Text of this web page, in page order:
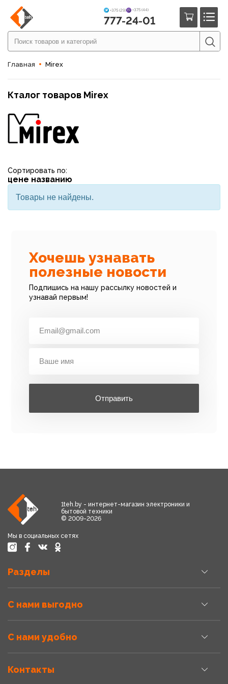
+375 (29) +375 (44)
777-24-01
Главная Mirex
Кталог товаров Mirex
Сортировать по:
цене названию
Товары не найдены.
Хочешь узнавать
полезные новости
Подпишись на нашу рассылку новостей и
узнавай первым!
Отправить
1teh.by - интернет-магазин электроники и
бытовой техники
© 2009-2026
Мы в социальных сетях
Разделы
С нами выгодно
С нами удобно
Контакты